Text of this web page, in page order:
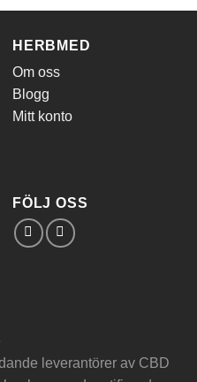
HERBMED
Om oss
Blogg
Mitt konto
FÖLJ OSS
leverantörer av CBD